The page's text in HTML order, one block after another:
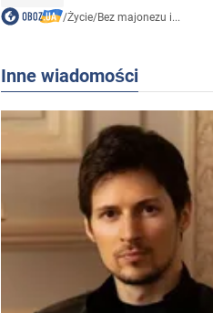
/Życie/Bez majonezu i...
Inne wiadomości